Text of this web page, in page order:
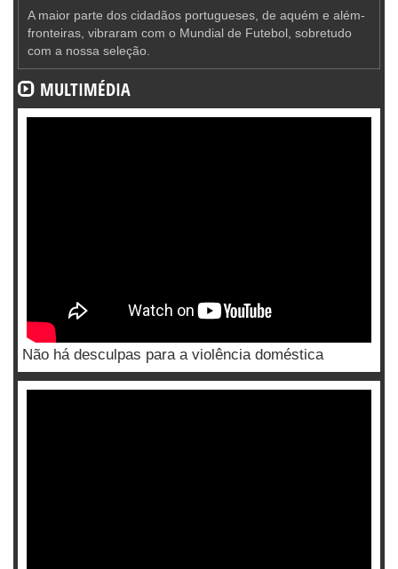
A maior parte dos cidadãos portugueses, de aquém e além-
fronteiras, vibraram com o Mundial de Futebol, sobretudo
com a nossa seleção.
MULTIMÉDIA
Não há desculpas para a violência doméstica